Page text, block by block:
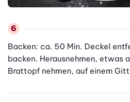
Backen: ca. 50 Min. Deckel
backen. Herausnehmen, etwas
Brattopf nehmen, auf einem